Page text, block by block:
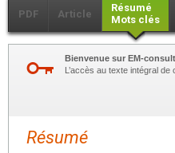
PDF Article
Résumé
Mots clés
Bienvenue sur EM-
L’accès au texte intégral
Résumé